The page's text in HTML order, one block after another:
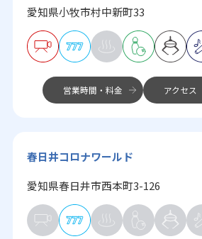
愛知県小牧市村中新町33
営業時間・料金 アクセス
春日井コロナワールド
愛知県春日井市西本町3-126